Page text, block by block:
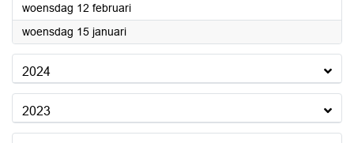
woensdag 12 februari2025
woensdag 15 januari2025
2024
2023